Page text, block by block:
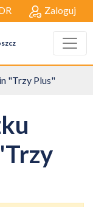
Zaloguj
"Trzy Plus"